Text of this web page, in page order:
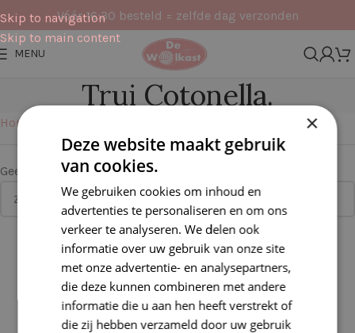
Skip to navigation
Skip to main content
Vóór 16:30 besteld = zelfde dag verzonden
MENU
Trui Cotonella.
Home
Geen producten gevonden die aan je zoekcriteria voldoen.
×
Deze website maakt gebruik
van cookies.
We gebruiken cookies om inhoud en
advertenties te personaliseren en om ons
verkeer te analyseren. We delen ook
informatie over uw gebruik van onze site
met onze advertentie- en analysepartners,
die deze kunnen combineren met andere
informatie die u aan hen heeft verstrekt of
die zij hebben verzameld door uw gebruik